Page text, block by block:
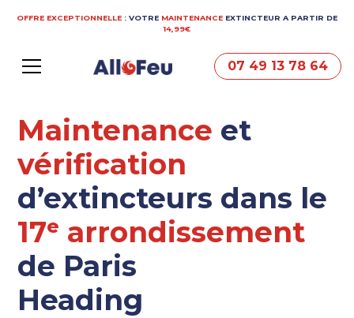
OFFRE EXCEPTIONNELLE : VOTRE MAINTENANCE EXTINCTEUR A PARTIR DE
14,99€
07 49 13 78 64
Maintenance et
vérification
d’extincteurs dans le
17ᵉ arrondissement
de Paris
Heading